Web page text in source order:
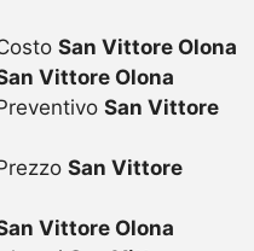
San Vittore Olona
Vittore Olona
San Vittore
San Vittore
Vittore Olona